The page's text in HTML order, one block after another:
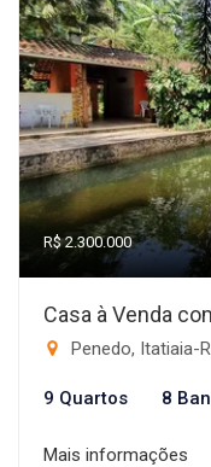
R$ 2.300.000
Casa à Venda
Penedo, Itatiaia-
9 Quartos 8
Mais informações